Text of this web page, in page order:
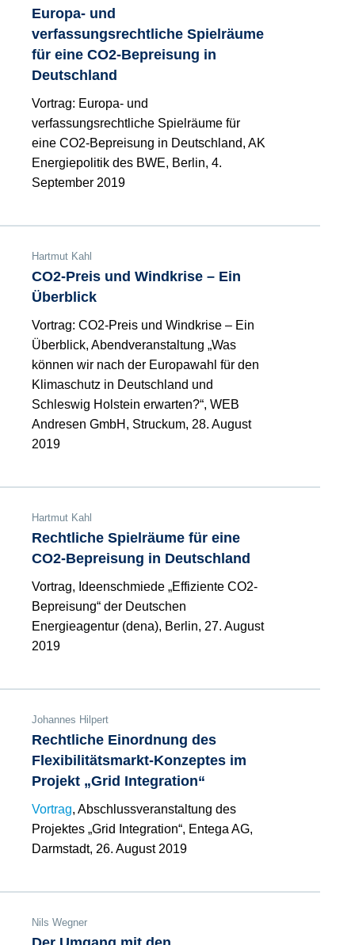
Europa- und
verfassungsrechtliche Spielräume
für eine CO2-Bepreisung in
Deutschland
Vortrag: Europa- und
verfassungsrechtliche Spielräume für
eine CO2-Bepreisung in Deutschland, AK
Energiepolitik des BWE, Berlin, 4.
September 2019
Hartmut Kahl
CO2-Preis und Windkrise – Ein
Überblick
Vortrag: CO2-Preis und Windkrise – Ein
Überblick, Abendveranstaltung „Was
können wir nach der Europawahl für den
Klimaschutz in Deutschland und
Schleswig Holstein erwarten?“, WEB
Andresen GmbH, Struckum, 28. August
2019
Hartmut Kahl
Rechtliche Spielräume für eine
CO2-Bepreisung in Deutschland
Vortrag, Ideenschmiede „Effiziente CO2-
Bepreisung“ der Deutschen
Energieagentur (dena), Berlin, 27. August
2019
Johannes Hilpert
Rechtliche Einordnung des
Flexibilitätsmarkt-Konzeptes im
Projekt „Grid Integration“
Vortrag, Abschlussveranstaltung des
Projektes „Grid Integration“, Entega AG,
Darmstadt, 26. August 2019
Nils Wegner